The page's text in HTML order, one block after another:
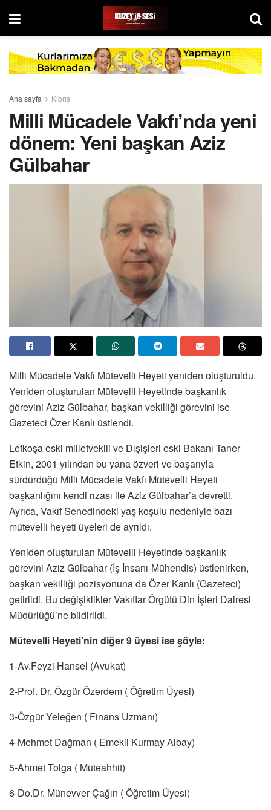
Ana sayfa Kıbrıs
Milli Mücadele Vakfı’nda yeni
dönem: Yeni başkan Aziz
Gülbahar
Milli Mücadele Vakfı Mütevelli Heyeti yeniden oluşturuldu.
Yeniden oluşturulan Mütevelli Heyetinde başkanlık
görevini Aziz Gülbahar, başkan vekilliği görevini ise
Gazeteci Özer Kanlı üstlendi.
Lefkoşa eski milletvekili ve Dışişleri eski Bakanı Taner
Etkin, 2001 yılından bu yana özveri ve başarıyla
sürdürdüğü Milli Mücadele Vakfı Mütevelli Heyeti
başkanlığını kendi rızası ile Aziz Gülbahar’a devretti.
Ayrıca, Vakıf Senedindeki yaş koşulu nedeniyle bazı
mütevelli heyeti üyeleri de ayrıldı.
Yeniden oluşturulan Mütevelli Heyetinde başkanlık
görevini Aziz Gülbahar (İş İnsanı-Mühendis) üstlenirken,
başkan vekilliği pozisyonuna da Özer Kanlı (Gazeteci)
getirildi. Bu değişiklikler Vakıflar Örgütü Din İşleri Dairesi
Müdürlüğü’ne bildirildi.
Mütevelli Heyeti’nin diğer 9 üyesi ise şöyle:
1-Av.Feyzi Hansel (Avukat)
2-Prof. Dr. Özgür Özerdem ( Öğretim Üyesi)
3-Özgür Yeleğen ( Finans Uzmanı)
4-Mehmet Dağman ( Emekli Kurmay Albay)
5-Ahmet Tolga ( Müteahhit)
6-Do.Dr. Münevver Çağın ( Öğretim Üyesi)